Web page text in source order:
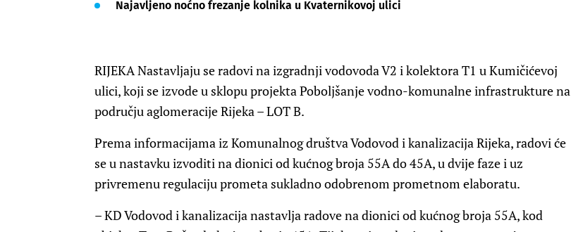
Najavljeno noćno frezanje kolnika u Kvaternikovoj ulici
RIJEKA Nastavljaju se radovi na izgradnji vodovoda V2 i kolektora T1 u Kumičićevoj
ulici, koji se izvode u sklopu projekta Poboljšanje vodno-komunalne infrastrukture na
području aglomeracije Rijeka – LOT B.
Prema informacijama iz Komunalnog društva Vodovod i kanalizacija Rijeka, radovi će
se u nastavku izvoditi na dionici od kućnog broja 55A do 45A, u dvije faze i uz
privremenu regulaciju prometa sukladno odobrenom prometnom elaboratu.
– KD Vodovod i kanalizacija nastavlja radove na dionici od kućnog broja 55A, kod